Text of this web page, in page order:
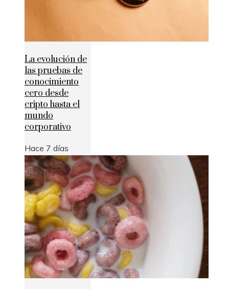
La evolución de
las pruebas de
conocimiento
cero desde
cripto hasta el
mundo
corporativo
Hace 7 días